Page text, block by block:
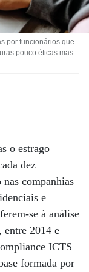
por funcionários que
pouco éticas mas
o estrago
dez
companhias
e
se à análise
entre 2014 e
ICTS
formada por